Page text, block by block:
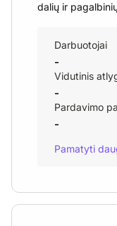
dalių ir
Darbuotojai
-
Vidutinis
-
Pardavimo
-
Pamatyti